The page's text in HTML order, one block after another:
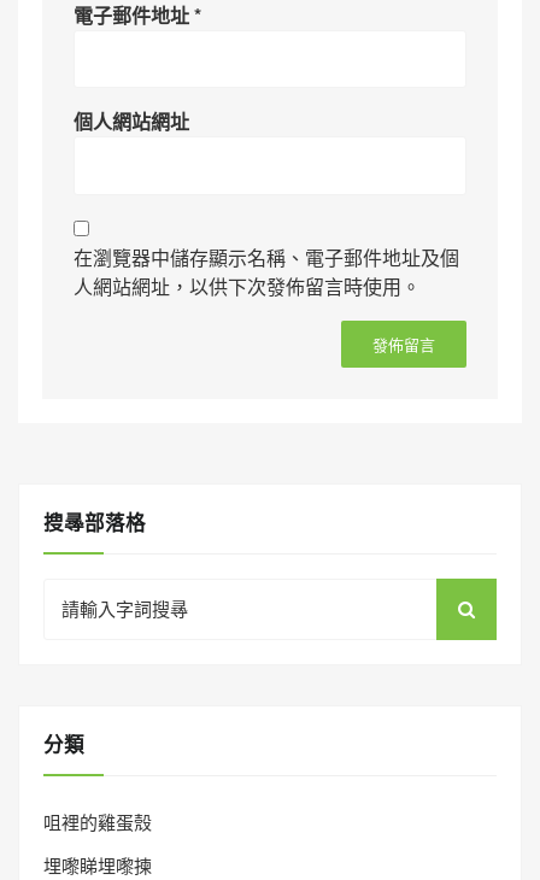
電子郵件地址*
個人網站網址
在瀏覽器中儲存顯示名稱、電子郵件地址及個
人網站網址，以供下次發佈留言時使用。
搜㝷部落格
for:
分類
咀裡的雞蛋殼
埋嚟睇埋嚟揀